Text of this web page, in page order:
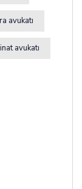
avukatı
avukatı